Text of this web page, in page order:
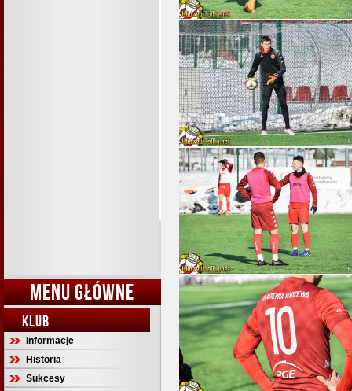
MENU GŁÓWNE
KLUB
Informacje
Historia
Sukcesy